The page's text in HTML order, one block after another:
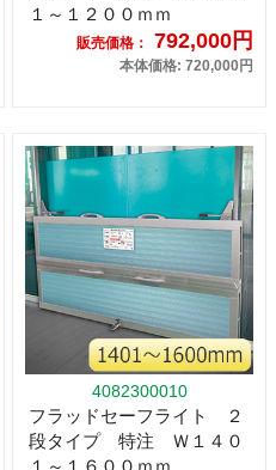
１～１２００ｍｍ
販売価格： 792,000円
本体価格: 720,000円
4082300010
フラッドセーフライト ２
段タイプ 特注 Ｗ１４０
１～１６００ｍｍ